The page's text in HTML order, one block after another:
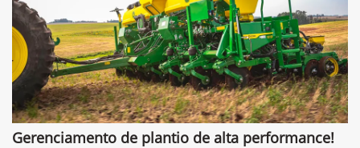
Gerenciamento de plantio de alta performance!